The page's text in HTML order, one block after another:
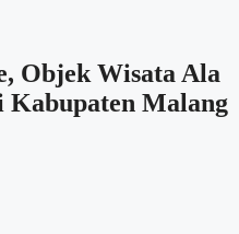
Objek Wisata Ala
Kabupaten Malang